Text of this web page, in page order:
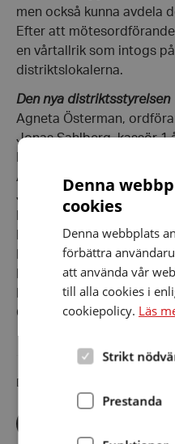
men också kunna avdela
Efter att
en vårtallrik som intogs
distriktslokalerna.
Den nya distriktsstyrelsen
Agneta Österman,
Jonas Sahlberg, kassör 1
Arne Hall 2 år
Jan Lamby 2 år
Lars Lindén 2 år
Lars-Erik Thellnér 2år
Barbro Eriksson 1 år
Roland Hedman 1 år
Eivor Rådberg 1 år
Clas Viotti 1 år
Dela artikeln i sociala medier
Dela
via
Dela
twitter
linkedin
Denna
cookies
Denna webbplats
förbättra
att använda vår
till alla cookies i
cookiepolicy. Läs
Strikt
Prestanda